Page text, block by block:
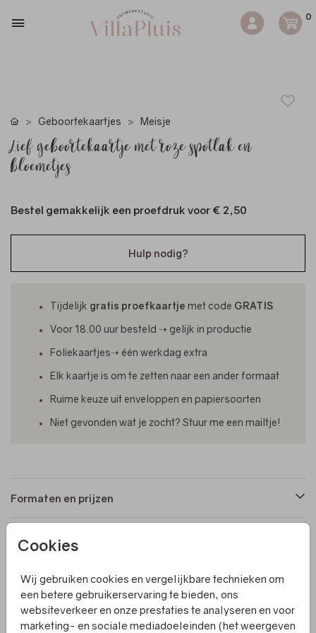
0
Cookies
Wij gebruiken cookies en vergelijkbare technieken om
een betere gebruikerservaring te bieden, ons
websiteverkeer en onze prestaties te analyseren en voor
marketing- en sociale mediadoeleinden (het weergeven
Geboortekaartjes Meisje
Lief geboortekaartje met roze spotlak en
bloemetjes
Bestel gemakkelijk een proefdruk voor € 2,50
Hulp nodig?
Tijdelijk gratis proefkaartje met code GRATIS
Voor 18.00 uur besteld ➝ gelijk in productie
Foliekaartjes➝ één werkdag extra
Elk kaartje is om te zetten naar een ander formaat
Ruime keuze uit enveloppen en papiersoorten
Niet gevonden wat je zocht? Stuur me een mailtje!
Formaten en prijzen
Productinformatie
Omschrijving
Wanneer je op zoek bent naar een uniek en mooi
geboortekaartje, moet je zeker eens kijken naar dit